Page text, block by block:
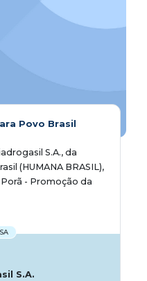
Povo Brasil
S.A., da
(HUMANA BRASIL),
- Promoção da
S.A.